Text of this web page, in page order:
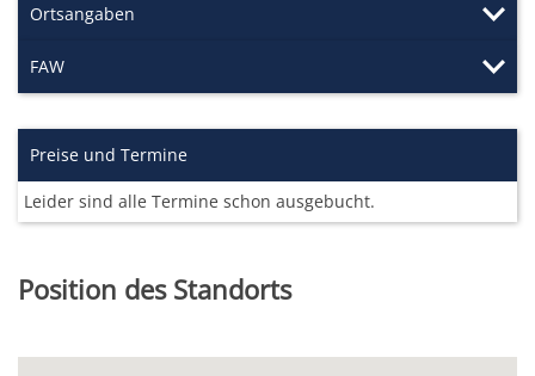
Ortsangaben
FAW
Preise und Termine
Leider sind alle Termine schon ausgebucht.
Position des Standorts